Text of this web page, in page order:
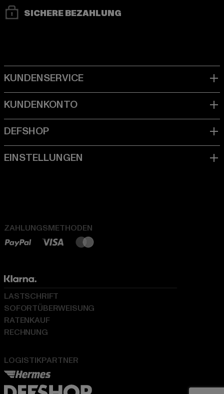
SICHERE BEZAHLUNG
ZAHLUNGSMETHODEN
LOGISTIKPARTNER
LASTSCHRIFT
SOFORTÜBERWEISUNG
RATENKAUF
RECHNUNG